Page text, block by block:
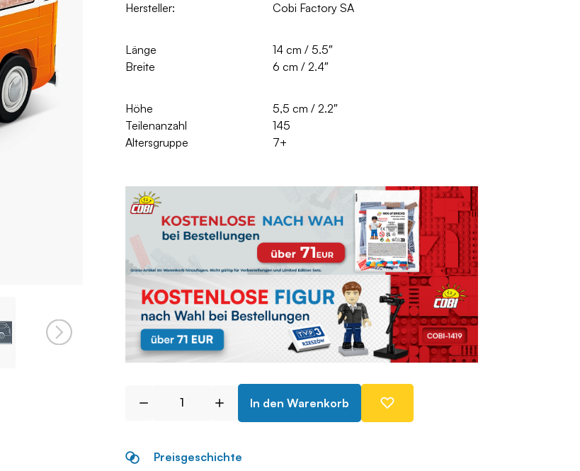
Hersteller:
Cobi Factory SA
Länge
14 cm / 5.5″
Breite
6 cm / 2.4″
Höhe
5,5 cm / 2.2″
Teilenanzahl
145
Altersgruppe
7+
In den Warenkorb
Preisgeschichte